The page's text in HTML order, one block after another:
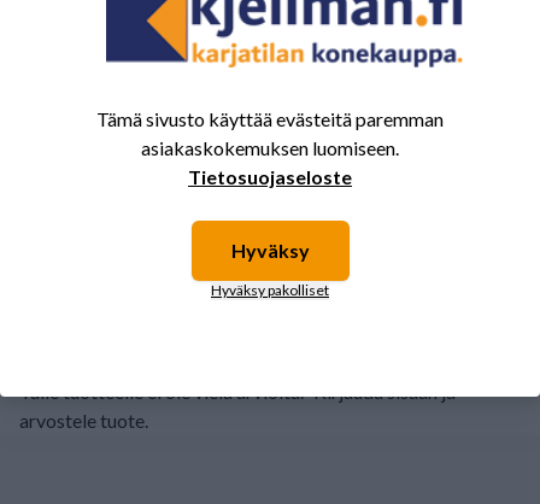
ARVOSTELUJEN YHTEENVETO
Tälle tuotteelle ei ole vielä arvioita. Kirjaudu sisään ja
arvostele tuote.
Tämä sivusto käyttää evästeitä paremman
asiakaskokemuksen luomiseen.
Tietosuojaseloste
Hyväksy
Hyväksy pakolliset